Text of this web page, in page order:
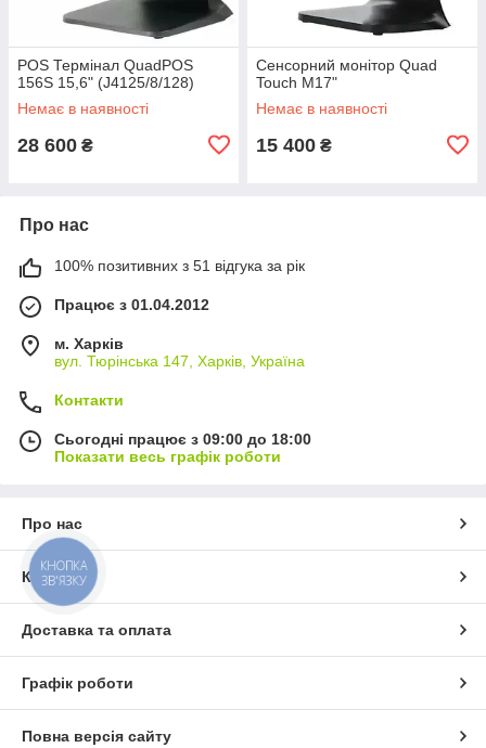
POS Термінал QuadPOS
156S 15,6" (J4125/8/128)
Немає в наявності
28 600 ₴
Сенсорний монітор Quad
Touch M17"
Немає в наявності
15 400 ₴
Про нас
100% позитивних з 51 відгука за рік
Працює з 01.04.2012
м. Харків
вул. Тюрінська 147, Харків, Україна
Контакти
Сьогодні працює з 09:00 до 18:00
Показати весь графік роботи
Про нас
Контакти
Доставка та оплата
Графік роботи
Повна версія сайту
КНОПКА
ЗВ'ЯЗКУ